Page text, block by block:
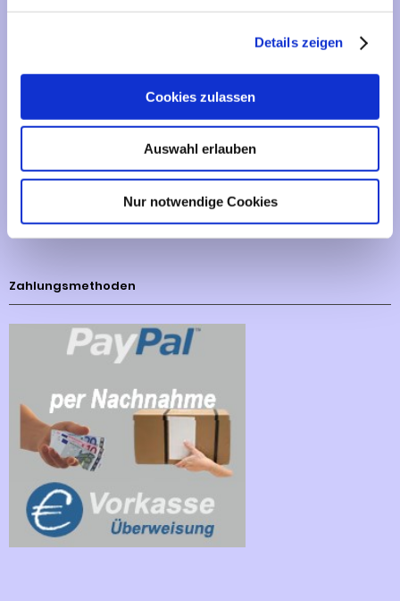
Details zeigen
Cookies zulassen
Auswahl erlauben
Nur notwendige Cookies
Liefer- und Versandkosten
Impressum
Sitemap
Zahlungsmethoden